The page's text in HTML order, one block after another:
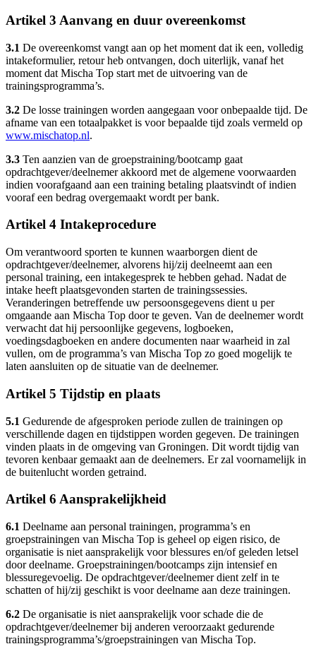
Artikel 3 Aanvang en duur overeenkomst
3.1 De overeenkomst vangt aan op het moment dat ik een, volledig
intakeformulier, retour heb ontvangen, doch uiterlijk, vanaf het
moment dat Mischa Top start met de uitvoering van de
trainingsprogramma’s.
3.2 De losse trainingen worden aangegaan voor onbepaalde tijd. De
afname van een totaalpakket is voor bepaalde tijd zoals vermeld op
www.mischatop.nl.
3.3 Ten aanzien van de groepstraining/bootcamp gaat
opdrachtgever/deelnemer akkoord met de algemene voorwaarden
indien voorafgaand aan een training betaling plaatsvindt of indien
vooraf een bedrag overgemaakt wordt per bank.
Artikel 4 Intakeprocedure
Om verantwoord sporten te kunnen waarborgen dient de
opdrachtgever/deelnemer, alvorens hij/zij deelneemt aan een
personal training, een intakegesprek te hebben gehad. Nadat de
intake heeft plaatsgevonden starten de trainingssessies.
Veranderingen betreffende uw persoonsgegevens dient u per
omgaande aan Mischa Top door te geven. Van de deelnemer wordt
verwacht dat hij persoonlijke gegevens, logboeken,
voedingsdagboeken en andere documenten naar waarheid in zal
vullen, om de programma’s van Mischa Top zo goed mogelijk te
laten aansluiten op de situatie van de deelnemer.
Artikel 5 Tijdstip en plaats
5.1 Gedurende de afgesproken periode zullen de trainingen op
verschillende dagen en tijdstippen worden gegeven. De trainingen
vinden plaats in de omgeving van Groningen. Dit wordt tijdig van
tevoren kenbaar gemaakt aan de deelnemers. Er zal voornamelijk in
de buitenlucht worden getraind.
Artikel 6 Aansprakelijkheid
6.1 Deelname aan personal trainingen, programma’s en
groepstrainingen van Mischa Top is geheel op eigen risico, de
organisatie is niet aansprakelijk voor blessures en/of geleden letsel
door deelname. Groepstrainingen/bootcamps zijn intensief en
blessuregevoelig. De opdrachtgever/deelnemer dient zelf in te
schatten of hij/zij geschikt is voor deelname aan deze trainingen.
6.2 De organisatie is niet aansprakelijk voor schade die de
opdrachtgever/deelnemer bij anderen veroorzaakt gedurende
trainingsprogramma’s/groepstrainingen van Mischa Top.